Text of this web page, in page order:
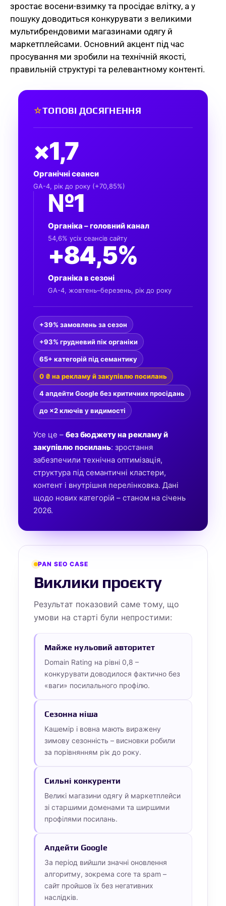
зростає восени-взимку та просідає влітку, а у
пошуку доводиться конкурувати з великими
мультибрендовими магазинами одягу й
маркетплейсами. Основний акцент під час
просування ми зробили на технічній якості,
правильній структурі та релевантному контенті.
☆ТОПОВІ ДОСЯГНЕННЯ
×1,7
Органічні сеанси
GA-4, рік до року (+70,85%)
№1
Органіка – головний канал
54,6% усіх сеансів сайту
+84,5%
Органіка в сезоні
GA-4, жовтень–березень, рік до року
+39% замовлень за сезон
+93% грудневий пік органіки
65+ категорій під семантику
0 ₴ на рекламу й закупівлю посилань
4 апдейти Google без критичних просідань
до ×2 ключів у видимості
Усе це – без бюджету на рекламу й
закупівлю посилань: зростання
забезпечили технічна оптимізація,
структура під семантичні кластери,
контент і внутрішня перелінковка. Дані
щодо нових категорій – станом на січень
2026.
PAN SEO CASE
Виклики проєкту
Результат показовий саме тому, що
умови на старті були непростими:
Майже нульовий авторитет
Domain Rating на рівні 0,8 –
конкурувати доводилося фактично без
«ваги» посилального профілю.
Сезонна ніша
Кашемір і вовна мають виражену
зимову сезонність – висновки робили
за порівнянням рік до року.
Сильні конкуренти
Великі магазини одягу й маркетплейси
зі старшими доменами та ширшими
профілями посилань.
Апдейти Google
За період вийшли значні оновлення
алгоритму, зокрема core та spam –
сайт пройшов їх без негативних
наслідків.